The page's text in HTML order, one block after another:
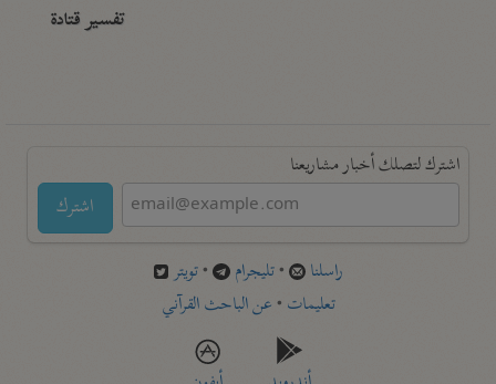
تفسير قتادة
اشترك لتصلك أخبار مشاريعنا
اشترك
راسلنا •تليجرام •تويتر
تعليمات •عن الباحث القرآني